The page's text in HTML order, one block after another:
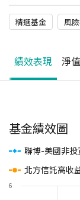
精選基金 風
績效表現 淨
基金績效圖
聯博-美國非
北方信託高收
6